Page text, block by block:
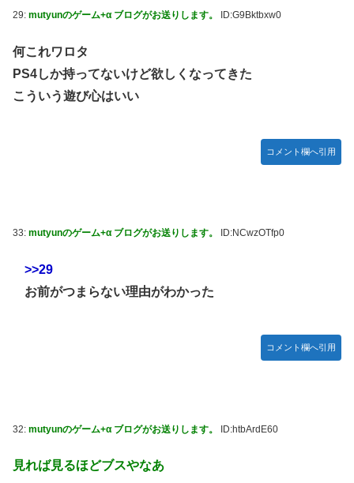
29: mutyunのゲーム+α ブログがお送りします。 ID:G9Bktbxw0
何これワロタ
PS4しか持ってないけど欲しくなってきた
こういう遊び心はいい
コメント欄へ引用
33: mutyunのゲーム+α ブログがお送りします。 ID:NCwzOTfp0
>>29
お前がつまらない理由がわかった
コメント欄へ引用
32: mutyunのゲーム+α ブログがお送りします。 ID:htbArdE60
見れば見るほどブスやなあ